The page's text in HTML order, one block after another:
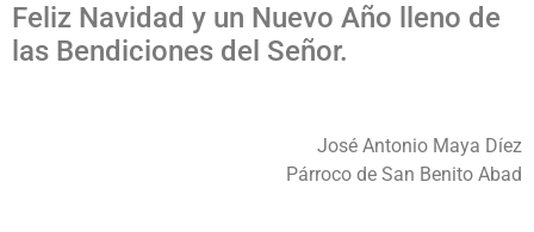
Feliz Navidad y un Nuevo Año lleno de
las Bendiciones del Señor.
José Antonio Maya Díez
Párroco de San Benito Abad